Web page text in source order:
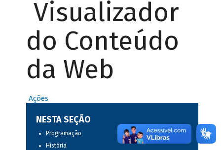
Visualizador
do Conteúdo
da Web
Ações
NESTA SEÇÃO
Programação
História